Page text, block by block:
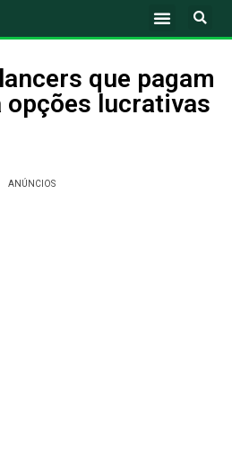
que pagam
opções lucrativas
ANÚNCIOS